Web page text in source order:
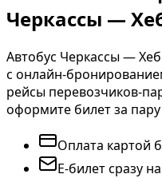
Черкассы —
Автобус Черкассы —
с онлайн-
рейсы перевозчиков-
оформите билет за
Оплата картой
E-билет сразу